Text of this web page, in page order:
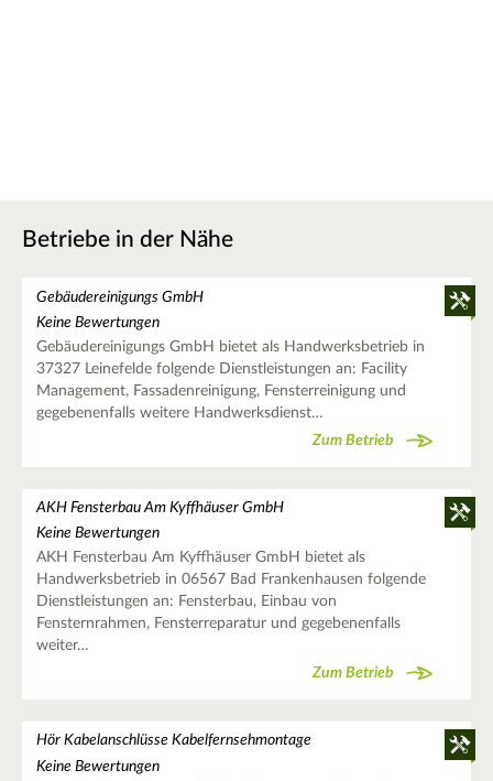
Betriebe in der Nähe
Gebäudereinigungs GmbH
Keine Bewertungen
Gebäudereinigungs GmbH bietet als Handwerksbetrieb in
37327 Leinefelde folgende Dienstleistungen an: Facility
Management, Fassadenreinigung, Fensterreinigung und
gegebenenfalls weitere Handwerksdienst…
Zum Betrieb
AKH Fensterbau Am Kyffhäuser GmbH
Keine Bewertungen
AKH Fensterbau Am Kyffhäuser GmbH bietet als
Handwerksbetrieb in 06567 Bad Frankenhausen folgende
Dienstleistungen an: Fensterbau, Einbau von
Fensternrahmen, Fensterreparatur und gegebenenfalls
weiter…
Zum Betrieb
Hör Kabelanschlüsse Kabelfernsehmontage
Keine Bewertungen